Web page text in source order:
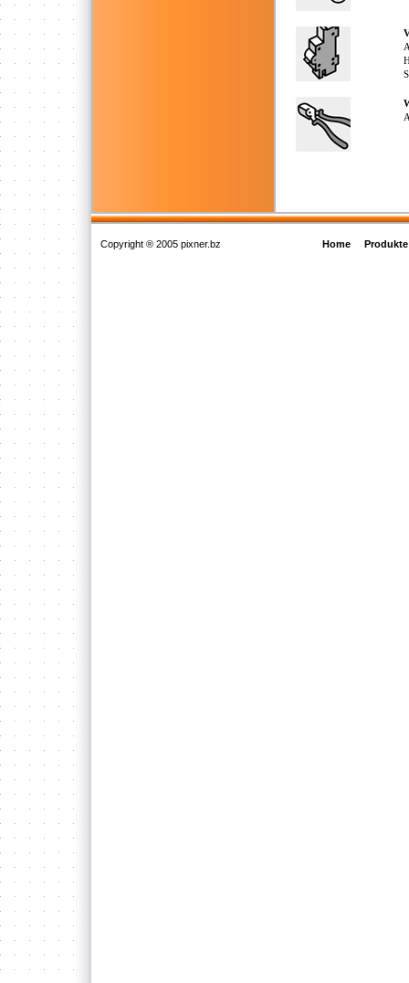
Copyright ® 2005 pixner.bz Home Produkte